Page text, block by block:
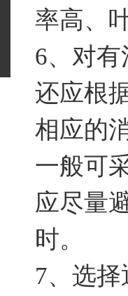
率高、
6、对
还应根
相应的
一般可
应尽量
时。
7、选